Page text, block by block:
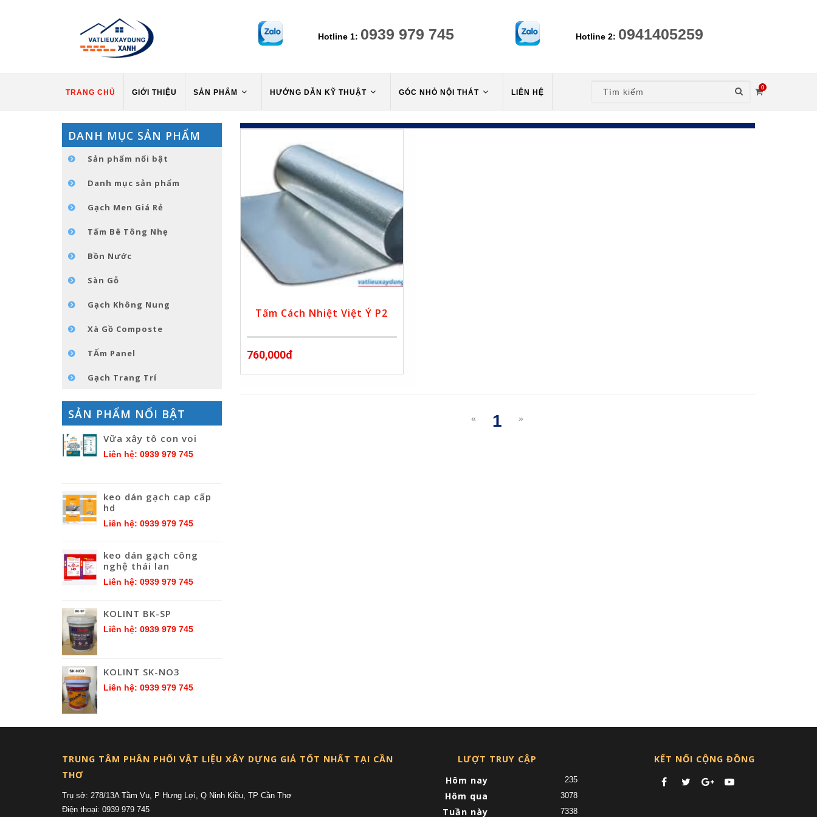
Hotline 1: 0939 979 745 Hotline 2: 0941405259
TRANG CHỦ GIỚI THIỆU SẢN PHẨM HƯỚNG DẪN KỸ THUẬT GÓC NHỎ NỘI THÁT LIÊN HỆ
0
DANH MỤC SẢN PHẨM
Sản phẩm nổi bật
Danh mục sản phẩm
Gạch Men Giá Rẻ
Tấm Bê Tông Nhẹ
Bồn Nước
Sàn Gỗ
Gạch Không Nung
Xà Gồ Composte
TẤm Panel
Gạch Trang Trí
SẢN PHẨM NỔI BẬT
Vữa xây tô con voi
Liên hệ: 0939 979 745
keo dán gạch cap cấp
hd
Liên hệ: 0939 979 745
keo dán gạch công
nghệ thái lan
Liên hệ: 0939 979 745
KOLINT BK-SP
Liên hệ: 0939 979 745
KOLINT SK-NO3
Liên hệ: 0939 979 745
Tấm Cách Nhiệt Việt Ý P2
760,000đ
«
1
»
TRUNG TÂM PHÂN PHỐI VẬT LIỆU XÂY DỰNG GIÁ TỐT NHẤT TẠI CẦN
THƠ
Trụ sở: 278/13A Tầm Vu, P Hưng Lợi, Q Ninh Kiều, TP Cần Thơ
Điện thoại: 0939 979 745
LƯỢT TRUY CẬP
Hôm nay
235
Hôm qua 3078
Tuần này 7338
KẾT NỐI CỘNG ĐỒNG